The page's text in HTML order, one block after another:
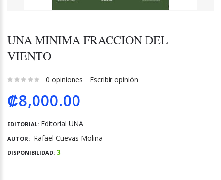
UNA MINIMA FRACCION DEL
VIENTO
0 opiniones Escribir opinión
₡8,000.00
EDITORIAL: Editorial UNA
AUTOR: Rafael Cuevas Molina
DISPONIBILIDAD: 3